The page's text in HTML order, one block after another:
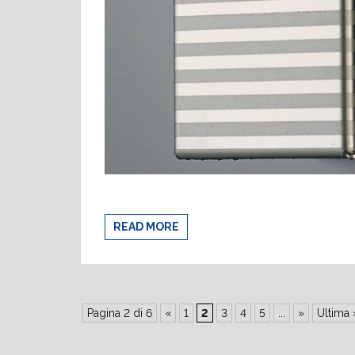
READ MORE
Pagina 2 di 6 « 1 2 3 4 5 ... » Ultima